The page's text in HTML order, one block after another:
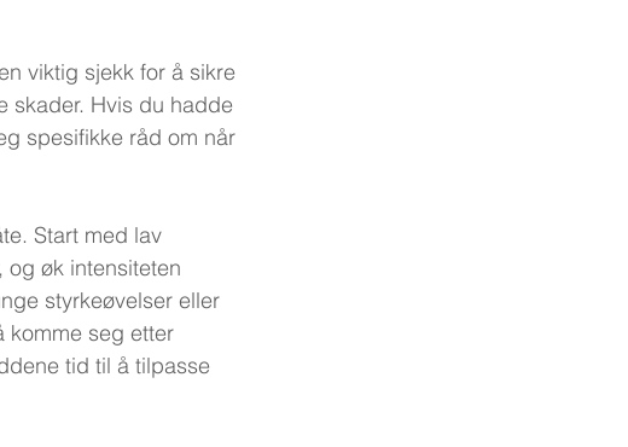
viktig sjekk for å sikre
skader. Hvis du hadde
spesifikke råd om når
Start med lav
og øk intensiteten
styrkeøvelser eller
komme seg etter
tid til å tilpasse